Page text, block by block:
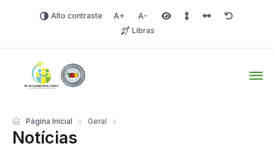
Alto contraste Aumentar fonte
Diminuir fonteÁrea selecionada
Espaçamento de linha
Espaço dos
Redefinir
Libras
Notícias
Página Inicial Geral